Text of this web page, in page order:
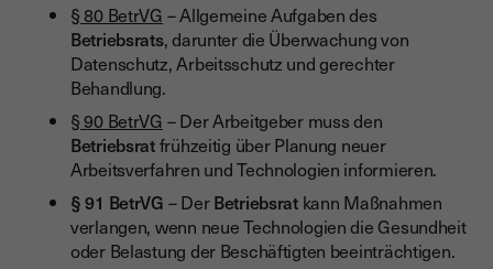
§ 80 BetrVG – Allgemeine Aufgaben des
Betriebsrats, darunter die Überwachung von
Datenschutz, Arbeitsschutz und gerechter
Behandlung.
§ 90 BetrVG – Der Arbeitgeber muss den
Betriebsratfrühzeitig über Planung neuer
Arbeitsverfahren und Technologien informieren.
§ 91 BetrVG – DerBetriebsratkann Maßnahmen
verlangen, wenn neue Technologien die Gesundheit
oder Belastung der Beschäftigten beeinträchtigen.